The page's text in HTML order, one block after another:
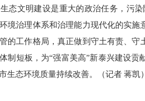
文明建设是重大的政治任务，污染
环境治理体系和治理能力现代化的实
的工作格局，真正做到守土有责、
制短板，为“强富美高”新泰兴建设
生态环境质量持续改善。（记者 蒋凯